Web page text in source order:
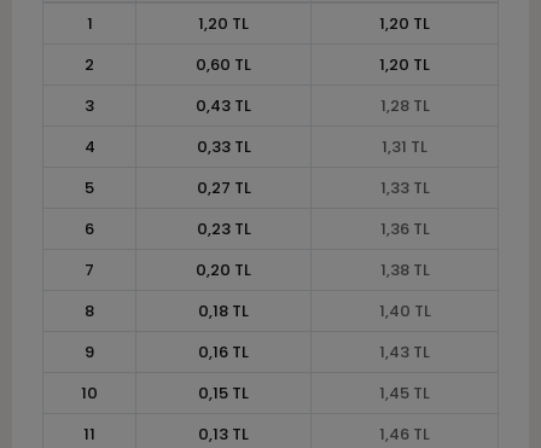
1
1,20 TL
1,20 TL
2
0,60 TL
1,20 TL
3
0,43 TL
1,28 TL
4
0,33 TL
1,31 TL
5
0,27 TL
1,33 TL
6
0,23 TL
1,36 TL
7
0,20 TL
1,38 TL
8
0,18 TL
1,40 TL
9
0,16 TL
1,43 TL
10
0,15 TL
1,45 TL
11
0,13 TL
1,46 TL